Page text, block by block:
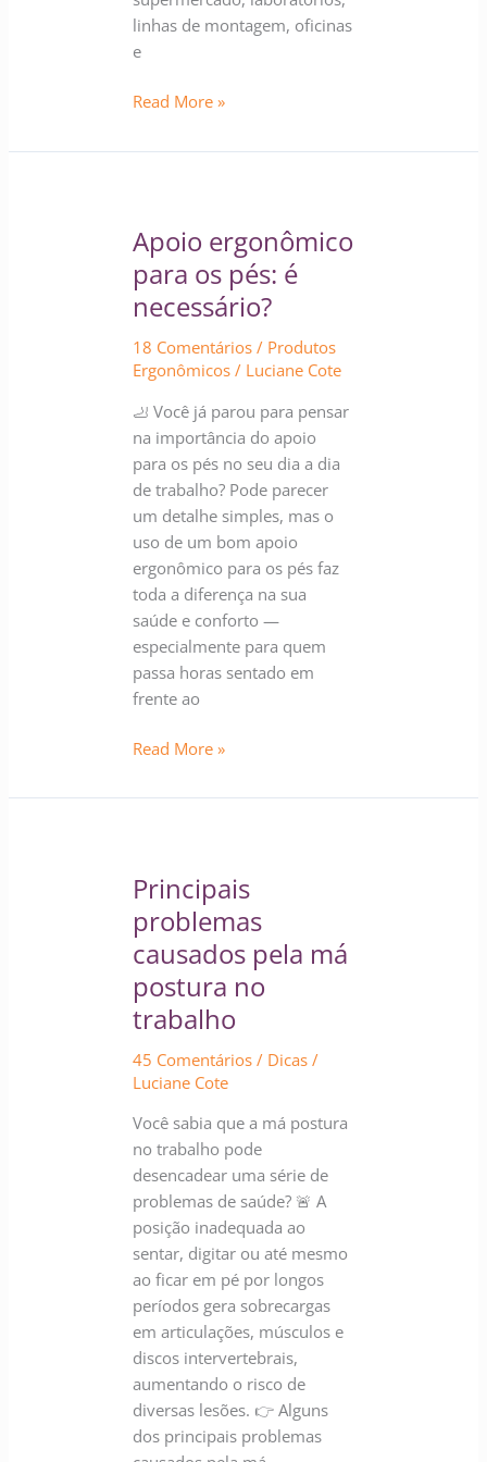
linhas de montagem, oficinas
e
Read More »
Apoio ergonômico
para os pés: é
necessário?
18 Comentários / Produtos
Ergonômicos / Luciane Cote
🦶 Você já parou para pensar
na importância do apoio
para os pés no seu dia a dia
de trabalho? Pode parecer
um detalhe simples, mas o
uso de um bom apoio
ergonômico para os pés faz
toda a diferença na sua
saúde e conforto —
especialmente para quem
passa horas sentado em
frente ao
para
os
pés:
é
necessário?
Read More »
Principais
problemas
causados pela má
postura no
trabalho
45 Comentários / Dicas /
Luciane Cote
Você sabia que a má postura
no trabalho pode
desencadear uma série de
problemas de saúde? 🚨 A
posição inadequada ao
sentar, digitar ou até mesmo
ao ficar em pé por longos
períodos gera sobrecargas
em articulações, músculos e
discos intervertebrais,
aumentando o risco de
diversas lesões. 👉 Alguns
dos principais problemas
causados
pela
má
postura
no
trabalho